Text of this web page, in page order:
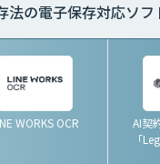
法の電子保存対応ソ
WORKS OCR
AI契
「